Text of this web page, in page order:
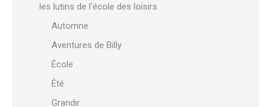
les lutins de l'école des loisirs
Automne
Aventures de Billy
École
Été
Grandir